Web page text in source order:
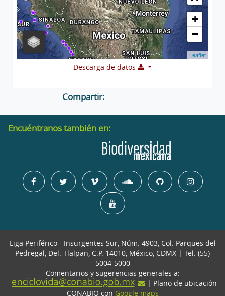
+
−
Leaflet
Descarga de datos
Compartir:
Encuéntranos también en:
Liga Periférico - Insurgentes Sur, Núm. 4903, Col. Parques del
Pedregal, Del. Tlalpan, C.P. 14010, México, CDMX | Tel. (55)
5004-5000
Comentarios y sugerencias generales a:
| Plano de ubicación
CONABIO con Google maps